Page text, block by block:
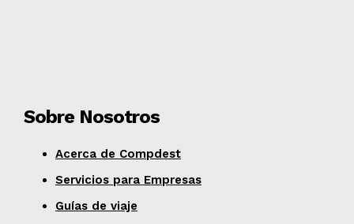
Sobre Nosotros
Acerca de Compdest
Servicios para Empresas
Guías de viaje